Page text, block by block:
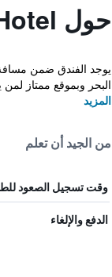
حول Parisienne Hotel
البحر وبموقع ممتاز
المزيد
من الجيد أن تعلم
وقت تسجيل الصعود
الدفع والإلغاء